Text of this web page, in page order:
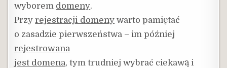
wyborem domeny.
Przyrejestracji domeny warto pamiętać
o zasadzie pierwszeństwa – im później
rejestrowana
jest domena, tym trudniej wybrać ciekawą i